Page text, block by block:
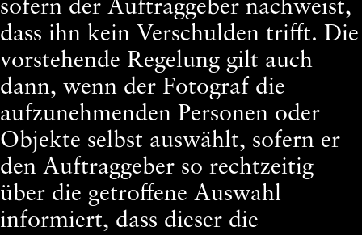
sofern der Auftraggeber nachweist,
dass ihn kein Verschulden trifft. Die
vorstehende Regelung gilt auch
dann, wenn der Fotograf die
aufzunehmenden Personen oder
Objekte selbst auswählt, sofern er
den Auftraggeber so rechtzeitig
über die getroffene Auswahl
informiert, dass dieser die